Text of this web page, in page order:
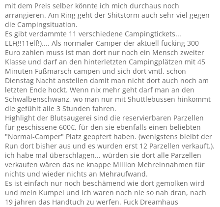
mit dem Preis selber könnte ich mich durchaus noch
arrangieren. Am Ring geht der Shitstorm auch sehr viel gegen
die Campingsituation.
Es gibt verdammte 11 verschiedene Campingtickets...
ELF(!!11elf!).... Als normaler Camper der aktuell fucking 300
Euro zahlen muss ist man dort nur noch ein Mensch zweiter
Klasse und darf an den hinterletzten Campingplätzen mit 45
Minuten Fußmarsch campen und sich dort vmtl. schon
Dienstag Nacht anstellen damit man nicht dort auch noch am
letzten Ende hockt. Wenn nix mehr geht darf man an den
Schwalbenschwanz, wo man nur mit Shuttlebussen hinkommt
die gefühlt alle 3 Stunden fahren.
Highlight der Blutsaugerei sind die reservierbaren Parzellen
für geschissene 600€, für den sie ebenfalls einen beliebten
"Normal-Camper" Platz geopfert haben. (wenigstens bleibt der
Run dort bisher aus und es wurden erst 12 Parzellen verkauft.).
ich habe mal überschlagen... würden sie dort alle Parzellen
verkaufen wären das ne knappe Million Mehreinnahmen für
nichts und wieder nichts an Mehraufwand.
Es ist einfach nur noch beschämend wie dort gemolken wird
und mein Kumpel und ich waren noch nie so nah dran, nach
19 jahren das Handtuch zu werfen. Fuck Dreamhaus